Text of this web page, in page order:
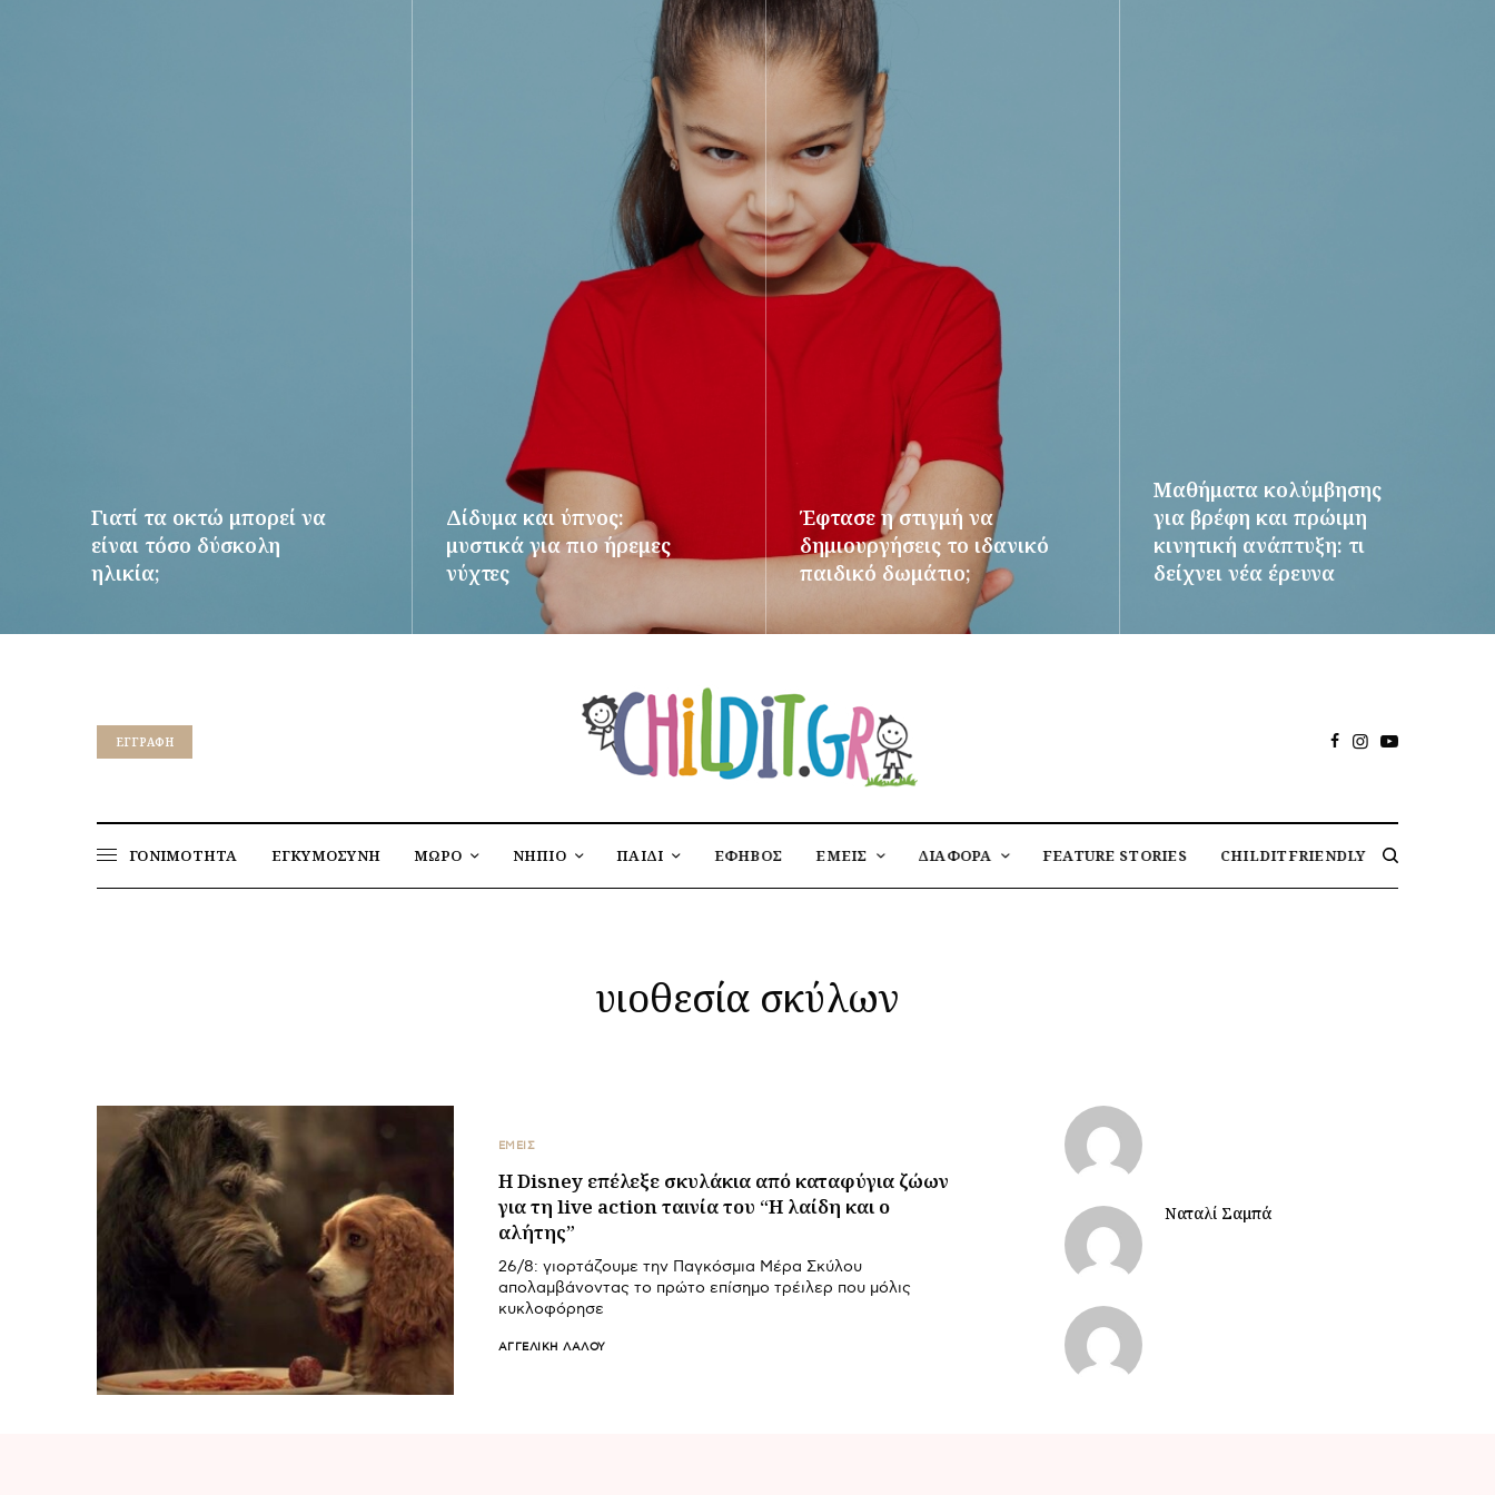
Γιατί τα οκτώ μπορεί να
είναι τόσο δύσκολη
ηλικία;
Δίδυμα και ύπνος:
μυστικά για πιο ήρεμες
νύχτες
Έφτασε η στιγμή να
δημιουργήσεις το ιδανικό
παιδικό δωμάτιο;
Μαθήματα κολύμβησης
για βρέφη και πρώιμη
κινητική ανάπτυξη: τι
δείχνει νέα έρευνα
EΓΓΡΑΦΉ
ΓΟΝΙΜΟΤΗΤΑ ΕΓΚΥΜΟΣΥΝΗ ΜΩΡΟ ΝΗΠΙΟ ΠΑΙΔΙ ΕΦΗΒΟΣ ΕΜΕΙΣ ΔΙΑΦΟΡΑ FEATURE STORIES CHILDITFRIENDLY
υιοθεσία σκύλων
ΕΜΕΙΣ
Η Disney επέλεξε σκυλάκια από καταφύγια ζώων
για τη live action ταινία του “Η λαίδη και ο
αλήτης”
26/8: γιορτάζουμε την Παγκόσμια Μέρα Σκύλου
απολαμβάνοντας το πρώτο επίσημο τρέιλερ που μόλις
κυκλοφόρησε
ΑΓΓΕΛΙΚΉ ΛΆΛΟΥ
Ναταλί Σαμπά